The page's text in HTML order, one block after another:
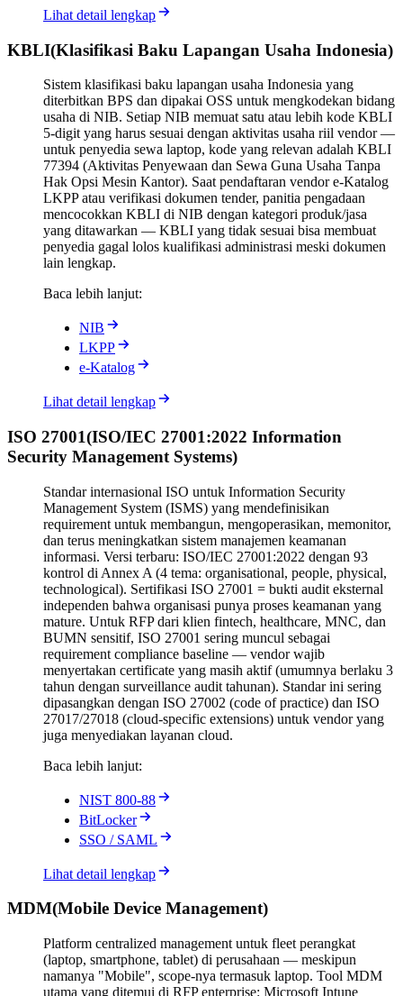
Lihat detail lengkap
KBLI(Klasifikasi Baku Lapangan Usaha Indonesia)
Sistem klasifikasi baku lapangan usaha Indonesia yang
diterbitkan BPS dan dipakai OSS untuk mengkodekan bidang
usaha di NIB. Setiap NIB memuat satu atau lebih kode KBLI
5-digit yang harus sesuai dengan aktivitas usaha riil vendor —
untuk penyedia sewa laptop, kode yang relevan adalah KBLI
77394 (Aktivitas Penyewaan dan Sewa Guna Usaha Tanpa
Hak Opsi Mesin Kantor). Saat pendaftaran vendor e-Katalog
LKPP atau verifikasi dokumen tender, panitia pengadaan
mencocokkan KBLI di NIB dengan kategori produk/jasa
yang ditawarkan — KBLI yang tidak sesuai bisa membuat
penyedia gagal lolos kualifikasi administrasi meski dokumen
lain lengkap.
Baca lebih lanjut:
NIB
LKPP
e-Katalog
Lihat detail lengkap
ISO 27001(ISO/IEC 27001:2022 Information
Security Management Systems)
Standar internasional ISO untuk Information Security
Management System (ISMS) yang mendefinisikan
requirement untuk membangun, mengoperasikan, memonitor,
dan terus meningkatkan sistem manajemen keamanan
informasi. Versi terbaru: ISO/IEC 27001:2022 dengan 93
kontrol di Annex A (4 tema: organisational, people, physical,
technological). Sertifikasi ISO 27001 = bukti audit eksternal
independen bahwa organisasi punya proses keamanan yang
mature. Untuk RFP dari klien fintech, healthcare, MNC, dan
BUMN sensitif, ISO 27001 sering muncul sebagai
requirement compliance baseline — vendor wajib
menyertakan certificate yang masih aktif (umumnya berlaku 3
tahun dengan surveillance audit tahunan). Standar ini sering
dipasangkan dengan ISO 27002 (code of practice) dan ISO
27017/27018 (cloud-specific extensions) untuk vendor yang
juga menyediakan layanan cloud.
Baca lebih lanjut:
NIST 800-88
BitLocker
SSO / SAML
Lihat detail lengkap
MDM(Mobile Device Management)
Platform centralized management untuk fleet perangkat
(laptop, smartphone, tablet) di perusahaan — meskipun
namanya "Mobile", scope-nya termasuk laptop. Tool MDM
utama yang ditemui di RFP enterprise: Microsoft Intune